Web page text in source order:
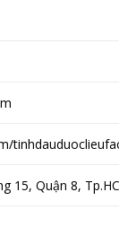
15, Quận 8,